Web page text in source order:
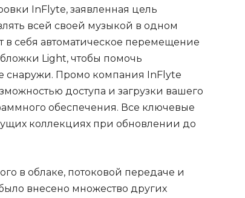
InFlyte, заявленная цель
всей своей музыкой в одном
себя автоматическое перемещение
Light, чтобы помочь
снаружи. Промо компания InFlyte
доступа и загрузки вашего
обеспечения. Все ключевые
коллекциях при обновлении до
в облаке, потоковой передаче и
внесено множество других